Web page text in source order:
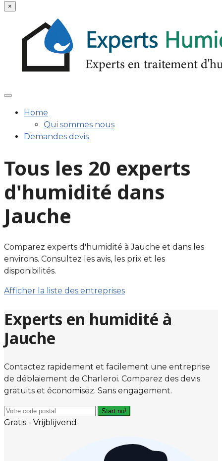
×
Home
Qui sommes nous
Demandes devis
Tous les 20 experts
d'humidité dans
Jauche
Comparez experts d'humidité à Jauche et dans les
environs. Consultez les avis, les prix et les
disponibilités.
Afficher la liste des entreprises
Experts en humidité à
Jauche
Contactez rapidement et facilement une entreprise
de déblaiement de Charleroi. Comparez des devis
gratuits et économisez. Sans engagement.
Start nu!
Gratis - Vrijblijvend